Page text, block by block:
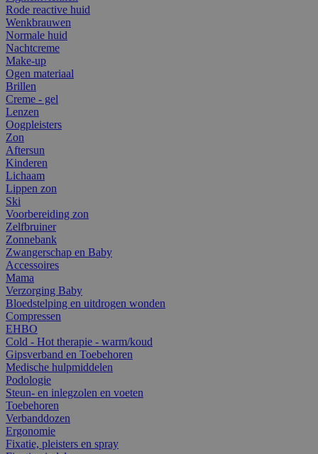
Rode reactive huid
Wenkbrauwen
Normale huid
Nachtcreme
Make-up
Ogen materiaal
Brillen
Creme - gel
Lenzen
Oogpleisters
Zon
Aftersun
Kinderen
Lichaam
Lippen zon
Ski
Voorbereiding zon
Zelfbruiner
Zonnebank
Zwangerschap en Baby
Accessoires
Mama
Verzorging Baby
Bloedstelping en uitdrogen wonden
Compressen
EHBO
Cold - Hot therapie - warm/koud
Gipsverband en Toebehoren
Medische hulpmiddelen
Podologie
Steun- en inlegzolen en voeten
Toebehoren
Verbanddozen
Ergonomie
Fixatie, pleisters en spray